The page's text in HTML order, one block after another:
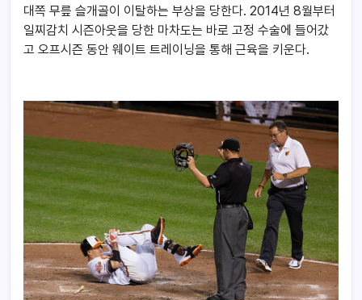
대쪽 무릎 슬개골이 이탈하는 부상을 당한다. 2014년 8월부터
일찌감치 시즌아웃을 당한 마차도는 바로 고정 수술에 들어갔
고 오프시즌 동안 웨이트 트레이닝을 통해 근육을 키운다.